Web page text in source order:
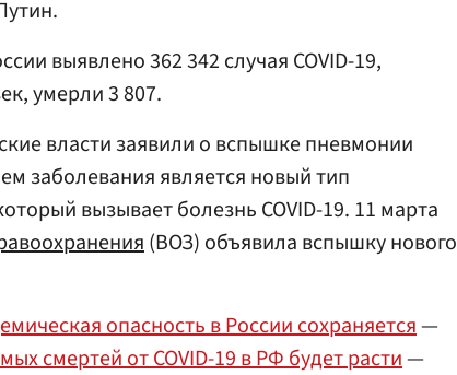
выявлено 362 342 случая COVID-19,
умерли 3 807.
власти заявили о вспышке пневмонии
заболевания является новый тип
вызывает болезнь COVID-19. 11 марта
(ВОЗ) объявила вспышку нового
опасность в России сохраняется—
смертей от COVID-19 в РФ будет расти—